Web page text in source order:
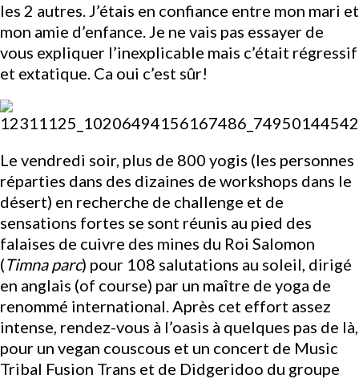
les 2 autres. J’étais en confiance entre mon mari et
mon amie d’enfance. Je ne vais pas essayer de
vous expliquer l’inexplicable mais c’était régressif
et extatique. Ca oui c’est sûr!
Le vendredi soir, plus de 800 yogis (les personnes
réparties dans des dizaines de workshops dans le
désert) en recherche de challenge et de
sensations fortes se sont réunis au pied des
falaises de cuivre des mines du Roi Salomon
(Timna parc) pour 108 salutations au soleil, dirigé
en anglais (of course) par un maître de yoga de
renommé international. Après cet effort assez
intense, rendez-vous à l’oasis à quelques pas de là,
pour un vegan couscous et un concert de Music
Tribal Fusion Trans et de Didgeridoo du groupe